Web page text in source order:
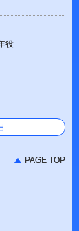
役
PAGE TOP